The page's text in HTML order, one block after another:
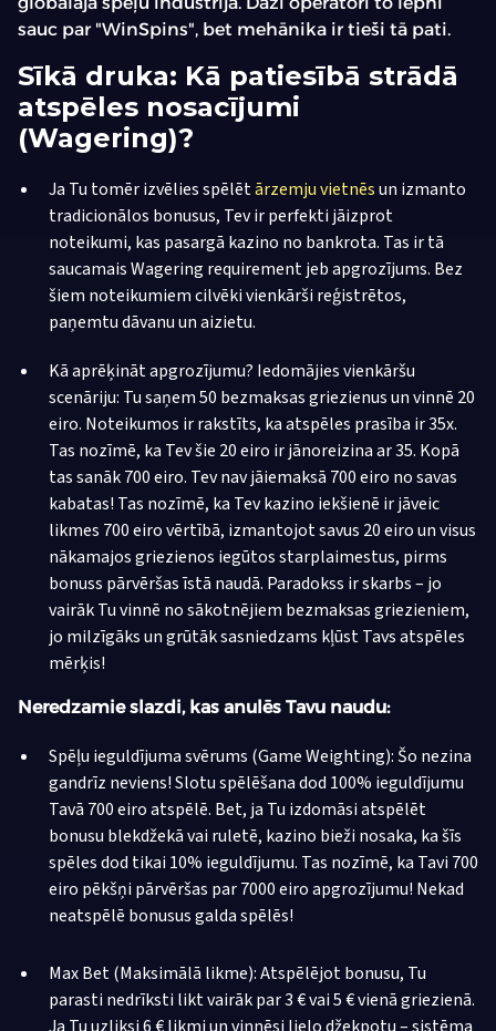
sauc par "WinSpins", bet mehānika ir tieši tā pati.
Sīkā druka: Kā patiesībā strādā
atspēles nosacījumi
(Wagering)?
Ja Tu tomēr izvēlies spēlētārzemju vietnēsun izmanto
tradicionālos bonusus, Tev ir perfekti jāizprot
noteikumi, kas pasargā kazino no bankrota. Tas ir tā
saucamais Wagering requirement jeb apgrozījums. Bez
šiem noteikumiem cilvēki vienkārši reģistrētos,
paņemtu dāvanu un aizietu.
Kā aprēķināt apgrozījumu? Iedomājies vienkāršu
scenāriju: Tu saņem 50 bezmaksas griezienus un vinnē 20
eiro. Noteikumos ir rakstīts, ka atspēles prasība ir 35x.
Tas nozīmē, ka Tev šie 20 eiro ir jānoreizina ar 35. Kopā
tas sanāk 700 eiro. Tev nav jāiemaksā 700 eiro no savas
kabatas! Tas nozīmē, ka Tev kazino iekšienē ir jāveic
likmes 700 eiro vērtībā, izmantojot savus 20 eiro un visus
nākamajos griezienos iegūtos starplaimestus, pirms
bonuss pārvēršas īstā naudā. Paradokss ir skarbs – jo
vairāk Tu vinnē no sākotnējiem bezmaksas griezieniem,
jo milzīgāks un grūtāk sasniedzams kļūst Tavs atspēles
mērķis!
Neredzamie slazdi, kas anulēs Tavu naudu:
Spēļu ieguldījuma svērums (Game Weighting): Šo nezina
gandrīz neviens! Slotu spēlēšana dod 100% ieguldījumu
Tavā 700 eiro atspēlē. Bet, ja Tu izdomāsi atspēlēt
bonusu blekdžekā vai ruletē, kazino bieži nosaka, ka šīs
spēles dod tikai 10% ieguldījumu. Tas nozīmē, ka Tavi 700
eiro pēkšņi pārvēršas par 7000 eiro apgrozījumu! Nekad
neatspēlē bonusus galda spēlēs!
Max Bet (Maksimālā likme): Atspēlējot bonusu, Tu
parasti nedrīksti likt vairāk par 3 € vai 5 € vienā griezienā.